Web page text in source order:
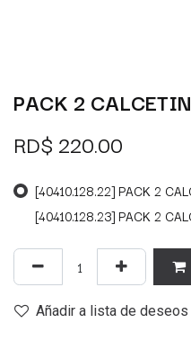
PACK 2
RD$ 220.00
[40410.128.22] PACK 2
[40410.128.23] PACK 2
Añadir a lista de deseos